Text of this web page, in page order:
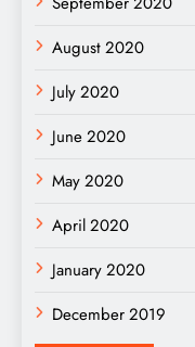
August 2020
July 2020
June 2020
May 2020
April 2020
January 2020
December 2019